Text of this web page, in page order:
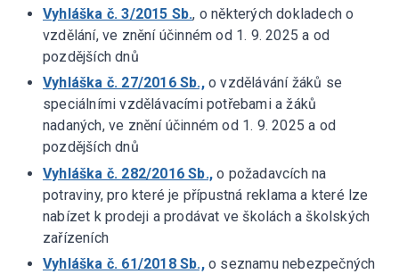
Vyhláška č. 3/2015 Sb., o některých dokladech o
vzdělání, ve znění účinném od 1. 9. 2025 a od
pozdějších dnů
Vyhláška č. 27/2016 Sb.,o vzdělávání žáků se
speciálními vzdělávacími potřebami a žáků
nadaných, ve znění účinném od 1. 9. 2025 a od
pozdějších dnů
Vyhláška č. 282/2016 Sb., o požadavcích na
potraviny, pro které je přípustná reklama a které lze
nabízet k prodeji a prodávat ve školách a školských
zařízeních
Vyhláška č. 61/2018 Sb.,o seznamu nebezpečných